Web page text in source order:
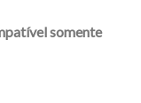
somente